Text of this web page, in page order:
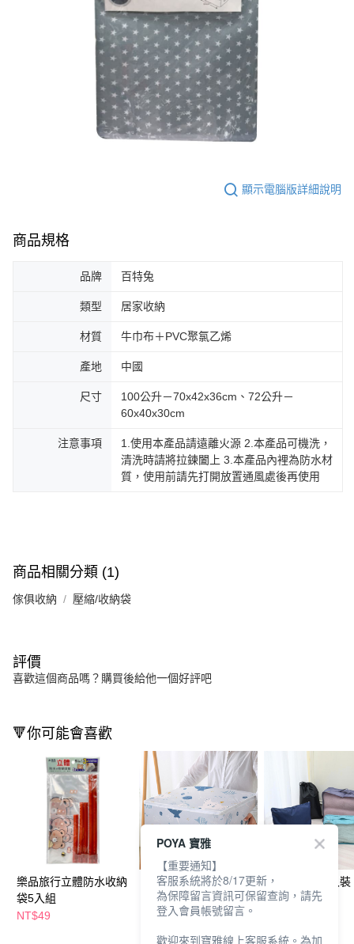
顯示電腦版詳細說明
商品規格
品牌 百特兔
類型 居家收納
材質 牛巾布＋PVC聚氯乙烯
產地 中國
尺寸
100公升－70x42x36cm、72公升－
60x40x30cm
注意事項
1.使用本產品請遠離火源 2.本產品可機洗，
清洗時請將拉鍊闔上 3.本產品內裡為防水材
質，使用前請先打開放置通風處後再使用
商品相關分類 (1)
傢俱收納 壓縮/收納袋
評價
喜歡這個商品嗎？購買後給他一個好評吧
🔻你可能會喜歡
樂品旅行立體防水收納
袋5入組
NT$49
OMORY享自然防潑水
收納袋-海洋60x40cm
NT$189
旅行收納袋4入
任選
POYA 寶雅
【重要通知】
客服系統將於8/17更新，
為保障留言資訊可保留查詢，請先
登入會員帳號留言。
歡迎來到寶雅線上客服系統。為加